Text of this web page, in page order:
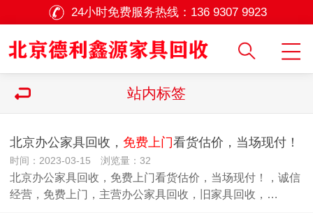
24小时免费服务热线： 136 9307 9923
站内标签
北京办公家具回收， 免费上门看货估价，当场现付！
时间：2023-03-15 浏览量：32
北京办公家具回收，免费上门看货估价，当场现付！，诚信
经营，免费上门，主营办公家具回收，旧家具回收，…